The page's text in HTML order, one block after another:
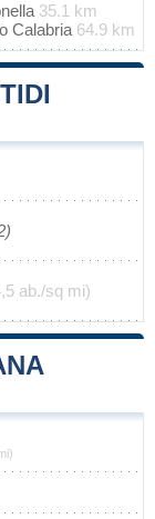
35.1 km
Calabria 64.9 km
ab./sq mi)